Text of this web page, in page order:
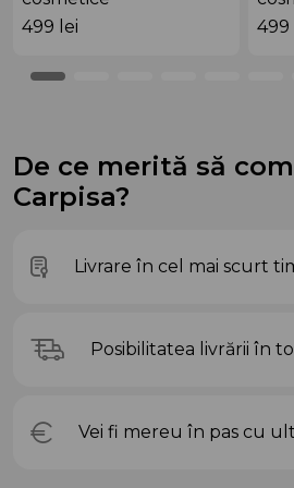
499 lei 499
De ce merită să
Carpisa?
Livrare în cel mai scurt
Posibilitatea livrării în
Vei fi mereu în pas cu